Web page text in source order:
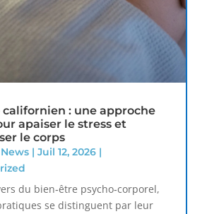
californien : une approche
apaiser le stress et
le corps
| Juil 12, 2026|
du bien‑être psycho‑corporel,
se distinguent par leur